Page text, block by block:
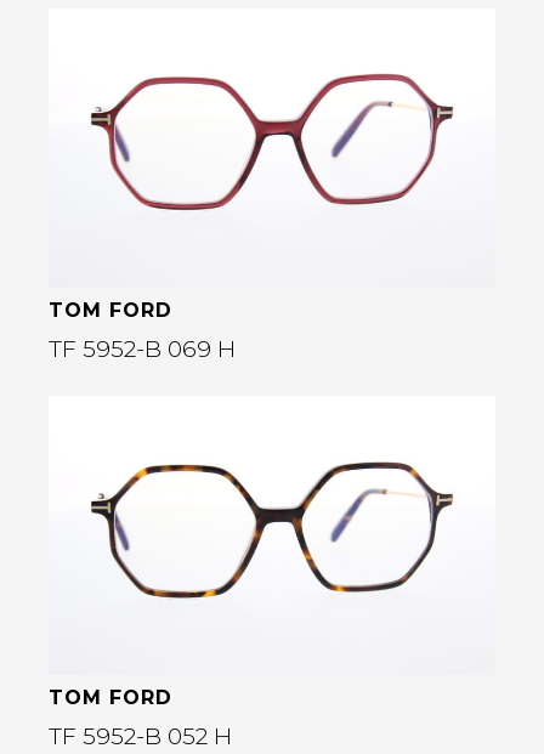
Bekijk deze bril
TOM FORD
TF 5952-B 069 H
Bekijk deze bril
TOM FORD
TF 5952-B 052 H